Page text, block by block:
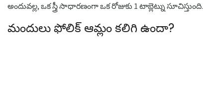
అందువల్ల, ఒక స్త్రీ సాధారణంగా ఒక రోజుకు 1 టాబ్లెట్ను సూచిస్తుంది.
మందులు ఫోలిక్ ఆమ్లం కలిగి ఉందా?